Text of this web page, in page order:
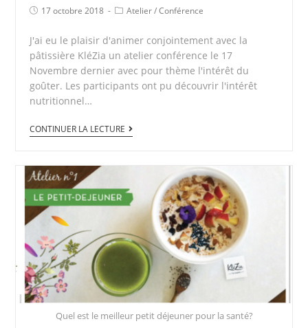
17 octobre 2018 Atelier / Conférence
J'ai eu le plaisir d'animer conjointement avec la
pâtissière KléZia un atelier conférence le 17
Novembre dernier avec pour thème l'intérêt du
goûter. Les participants ont pu découvrir l'intérêt
nutritionnel…
CONTINUER LA LECTURE
Quel est le meilleur petit déjeuner pour la santé?